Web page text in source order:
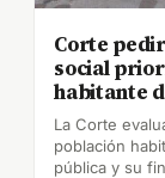
Corte
social
habitante
La Corte
población
pública y su